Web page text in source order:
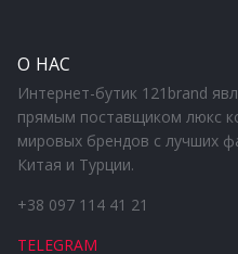
О НАС
Интернет-бутик 121brand
прямым поставщиком люкс
мировых брендов с лучших
Китая и Турции.
+38 097 114 41 21
TELEGRAM